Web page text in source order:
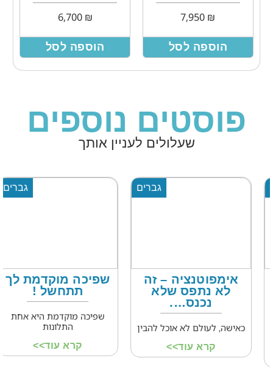
₪
הוספה לסל
₪
6,700
הוספה לסל
פוסטים נוספים
שעלולים לעניין אותך
גברים
אימפוטנציה – זה
לא נתפס שלא
נכנס….
כאישה, לעולם לא אוכל להבין
קרא עוד>>
גברים
שפיכה מוקדמת לך
תתחשל !
שפיכה מוקדמת היא אחת
התלונות
קרא עוד>>